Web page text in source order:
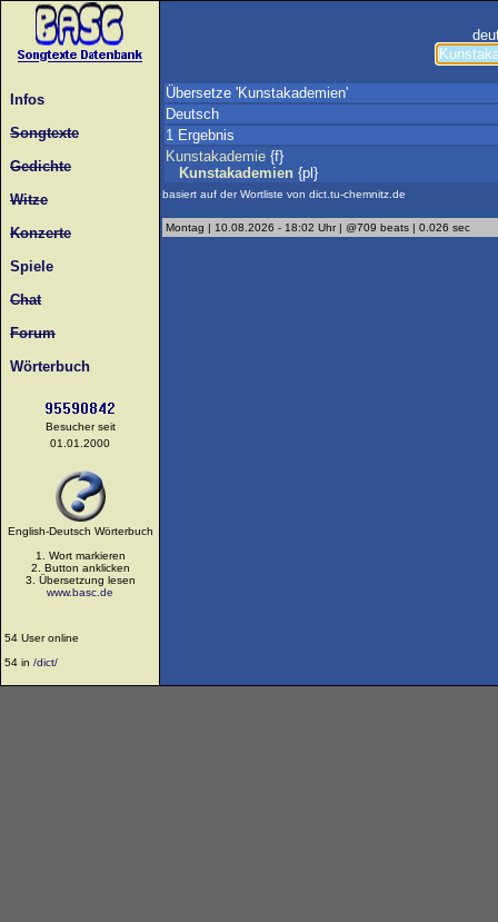
Infos
Songtexte
Gedichte
Witze
Konzerte
Spiele
Chat
Forum
Wörterbuch
Besucher seit
01.01.2000
English-Deutsch Wörterbuch
1. Wort markieren
2. Button anklicken
3. Übersetzung lesen
www.basc.de
54 User online
54 in /dict/
Übersetze 'Kunstakademien'
Deutsch
1 Ergebnis
Kunstakademie {f}
Kunstakademien {pl}
basiert auf der Wortliste von dict.tu-chemnitz.de
Montag | 10.08.2026 - 18:02 Uhr | @709 beats | 0.026 sec